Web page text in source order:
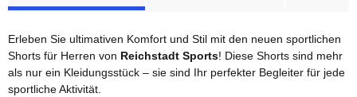
Erleben Sie ultimativen Komfort und Stil mit den neuen sportlichen
Shorts für Herren von Reichstadt Sports! Diese Shorts sind mehr
als nur ein Kleidungsstück – sie sind Ihr perfekter Begleiter für jede
sportliche Aktivität.